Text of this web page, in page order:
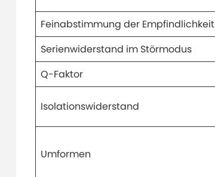
Feinabstimmung der Empfindlichkeit
Serienwiderstand im Störmodus
Q-Faktor
Isolationswiderstand
Umformen